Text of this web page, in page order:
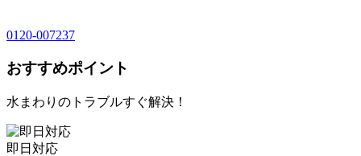
0120-007237
おすすめポイント
水まわりのトラブルすぐ解決！
即日対応